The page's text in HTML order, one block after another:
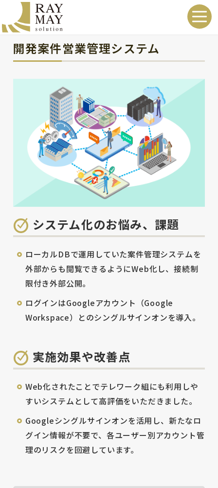
開発案件営業管理システム
システム化のお悩み、課題
ローカルDBで運用していた案件管理システムを
外部からも閲覧できるようにWeb化し、接続制
限付き外部公開。
ログインはGoogleアカウント（Google
Workspace）とのシングルサインオンを導入。
実施効果や改善点
Web化されたことでテレワーク組にも利用しや
すいシステムとして高評価をいただきました。
Googleシングルサインオンを活用し、新たなロ
グイン情報が不要で、各ユーザー別アカウント管
理のリスクを回避しています。